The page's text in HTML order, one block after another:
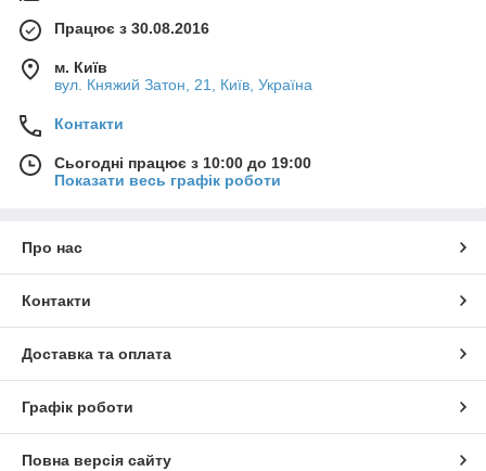
Працює з 30.08.2016
м. Київ
вул. Княжий Затон, 21, Київ, Україна
Контакти
Сьогодні працює з 10:00 до 19:00
Показати весь графік роботи
Про нас
Контакти
Доставка та оплата
Графік роботи
Повна версія сайту